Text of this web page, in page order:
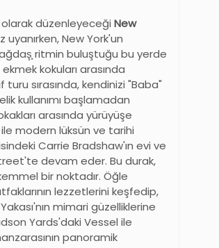
olarak düzenleyeceği New
New York'un
ritmin buluştuğu bu yerde
kokuları arasında
sırasında, kendinizi "Baba"
kullanımı başlamadan
arasında yürüyüşe
modern lüksün ve tarihi
Carrie Bradshaw'ın evi ve
devam eder. Bu durak,
bir noktadır. Öğle
lezzetlerini keşfedip,
mimari güzelliklerine
Yards'daki Vessel ile
panoramik